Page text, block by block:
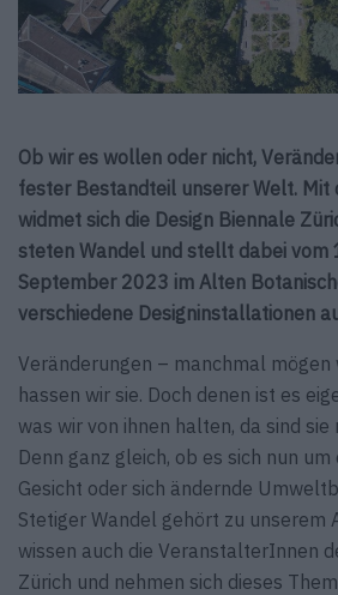
Ob wir es wollen oder nicht,
fester Bestandteil unserer Welt. Mit
widmet sich die Design Biennale
steten Wandel und stellt dabei vom
September 2023 im Alten
verschiedene Designinstallationen
Veränderungen – manchmal mögen
hassen wir sie. Doch denen ist es
was wir von ihnen halten, da sind sie
Denn ganz gleich, ob es sich nun
Gesicht oder sich ändernde
Stetiger Wandel gehört zu unserem
wissen auch die VeranstalterInnen
Zürich und nehmen sich dieses